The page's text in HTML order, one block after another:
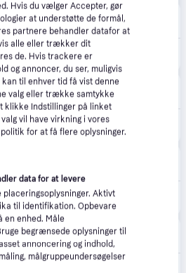
5.0(1)
18-55mm F3.5-5.6 III
III
Eller 3 betalinger af 1.400 kr.
III 4.199 kr.
Eller 3 betalinger af 1.400 kr.
Hvis du vælger Accepter, gør
at understøtte de formål,
partnere behandler datafor at
alle eller trækker dit
de. Hvis trackere er
og annoncer, du ser, muligvis
til enhver tid få vist denne
valg eller trække samtykke
klikke Indstillinger på linket
vil have virkning i vores
for at få flere oplysninger.
data for at levere
Aktivt
til identifikation. Opbevare
en enhed. Måle
begrænsede oplysninger til
annoncering og indhold,
målgruppeundersøgelser